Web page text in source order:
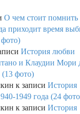
О чем стоит помнить
приходит время
История любви
и Клаудии Мори
(13 фото)
к записи История
1949 года (24
к записи История